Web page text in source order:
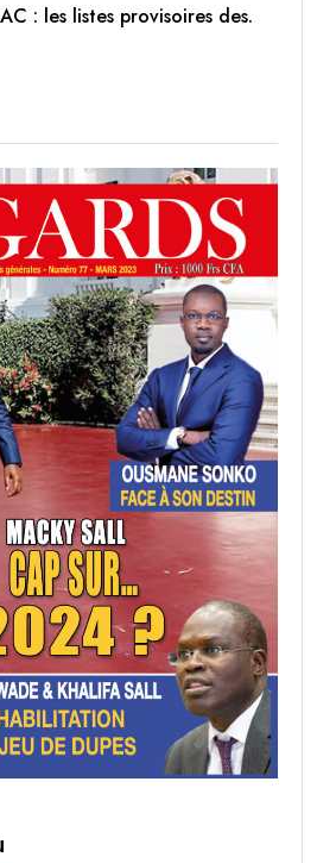
: les listes provisoires des.